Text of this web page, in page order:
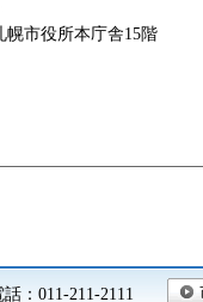
幌市役所本庁舎15階
：011-211-2111